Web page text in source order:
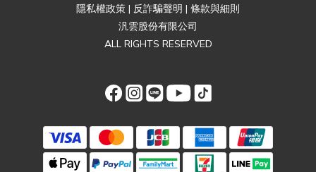
隱私權政策 | 反詐騙聲明 | 條款與細則
汎雲股份有限公司
ALL RIGHTS RESERVED